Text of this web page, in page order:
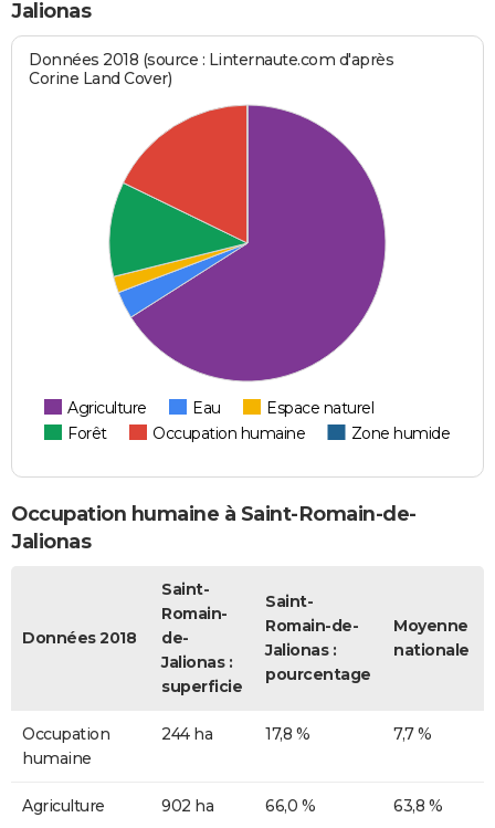
Jalionas
Données 2018 (source : Linternaute.com d'après
Corine Land Cover)
Agriculture Eau
Espace naturel
Forêt
Occupation humaine Zone humide
Occupation humaine à Saint-Romain-de-
Jalionas
Données 2018
Saint-
Romain-
de-
Jalionas :
superficie
Saint-
Romain-de-
Jalionas :
pourcentage
Moyenne
nationale
Occupation
humaine
244 ha 17,8 % 7,7 %
Agriculture 902 ha 66,0 % 63,8 %